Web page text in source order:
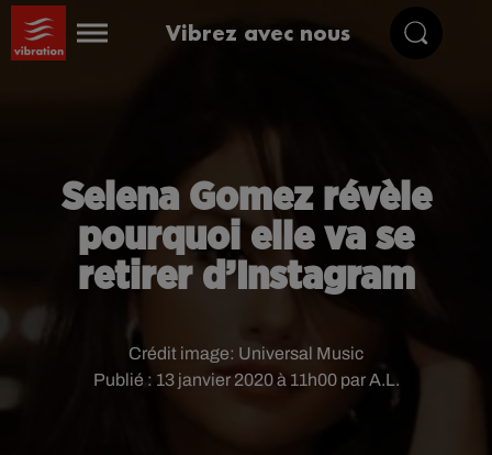
Vibrez avec nous
Selena Gomez révèle
pourquoi elle va se
retirer d’Instagram
Publié : 13 janvier 2020 à 11h00 par A.L.
Crédit image: Universal Music